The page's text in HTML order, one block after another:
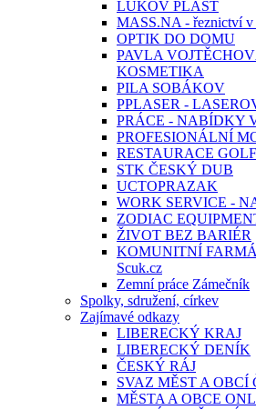
LUKOV PLAST
MASS.NA - řeznictví v
OPTIK DO DOMU
PAVLA
KOSMETIKA
PILA SOBÁKOV
PPLASER -
PRÁCE - NABÍDKY
PROFESIONÁLNÍ
RESTAURACE
STK ČESKÝ DUB
UCTOPRAZAK
WORK SERVICE -
ZODIAC
ŽIVOT BEZ BARIÉR
KOMUNITNÍ
Scuk.cz
Zemní práce Zámečník
Spolky, sdružení, církev
Zajímavé odkazy
LIBERECKÝ KRAJ
LIBERECKÝ DENÍK
ČESKÝ RÁJ
SVAZ MĚST A OBCÍ
MĚSTA A OBCE